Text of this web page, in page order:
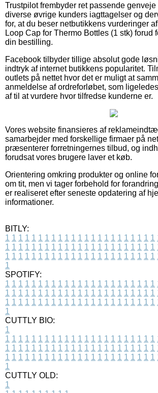
Trustpilot frembyder ret passende
diverse øvrige kunders iagttagelser og
for, at du beser netbutikkens vurderinger af
Loop Cap for Thermo Bottles (1 stk) forud
din bestilling.
Facebook tilbyder tillige absolut gode
indtryk af internet butikkens popularitet.
outlets på nettet hvor det er muligt at
anmeldelse af ordreforløbet, som
af til at vurdere hvor tilfredse kunderne er.
Vores website finansieres af
samarbejder med forskellige firmaer på
præsenterer forretningernes tilbud, og
forudsat vores brugere laver et køb.
Orientering omkring produkter og online
om tit, men vi tager forbehold for
er realiseret efter seneste opdatering af
informationer.
BITLY:
1 1 1 1 1 1 1 1 1 1 1 1 1 1 1 1 1 1 1 1 1 1 1
1 1 1 1 1 1 1 1 1 1 1 1 1 1 1 1 1 1 1 1 1 1 1
1 1 1 1 1 1 1 1 1 1 1 1 1 1 1 1 1 1 1 1 1 1 1
1
SPOTIFY:
1 1 1 1 1 1 1 1 1 1 1 1 1 1 1 1 1 1 1 1 1 1 1
1 1 1 1 1 1 1 1 1 1 1 1 1 1 1 1 1 1 1 1 1 1 1
1 1 1 1 1 1 1 1 1 1 1 1 1 1 1 1 1 1 1 1 1 1 1
1
CUTTLY BIO:
1
1 1 1 1 1 1 1 1 1 1 1 1 1 1 1 1 1 1 1 1 1 1 1
1 1 1 1 1 1 1 1 1 1 1 1 1 1 1 1 1 1 1 1 1 1 1
1 1 1 1 1 1 1 1 1 1 1 1 1 1 1 1 1 1 1 1 1 1 1
1
CUTTLY OLD:
1